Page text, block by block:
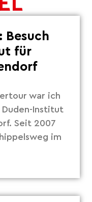
Besuch
für
war ich
Institut
Seit 2007
im